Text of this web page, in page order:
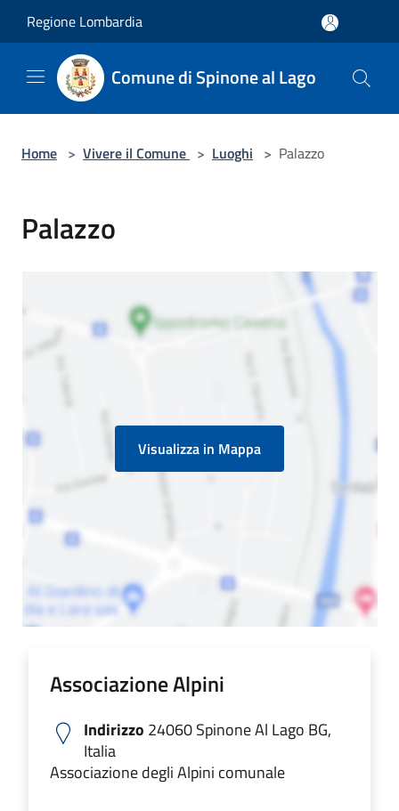
Regione Lombardia
Comune di Spinone al Lago
Home > Vivere il Comune > Luoghi > Palazzo
Palazzo
Visualizza in Mappa
Associazione Alpini
Indirizzo 24060 Spinone Al Lago BG,
Italia
Associazione degli Alpini comunale